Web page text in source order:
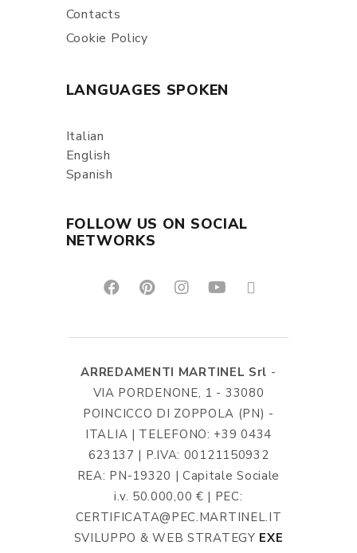
Contacts
Cookie Policy
LANGUAGES SPOKEN
Italian
English
Spanish
FOLLOW US ON SOCIAL
NETWORKS
ARREDAMENTI MARTINEL Srl -
VIA PORDENONE, 1 - 33080
POINCICCO DI ZOPPOLA (PN) -
ITALIA | TELEFONO: +39 0434
623137 | P.IVA: 00121150932
REA: PN-19320 | Capitale Sociale
i.v. 50.000,00 € | PEC:
CERTIFICATA@PEC.MARTINEL.IT
SVILUPPO & WEB STRATEGY EXE